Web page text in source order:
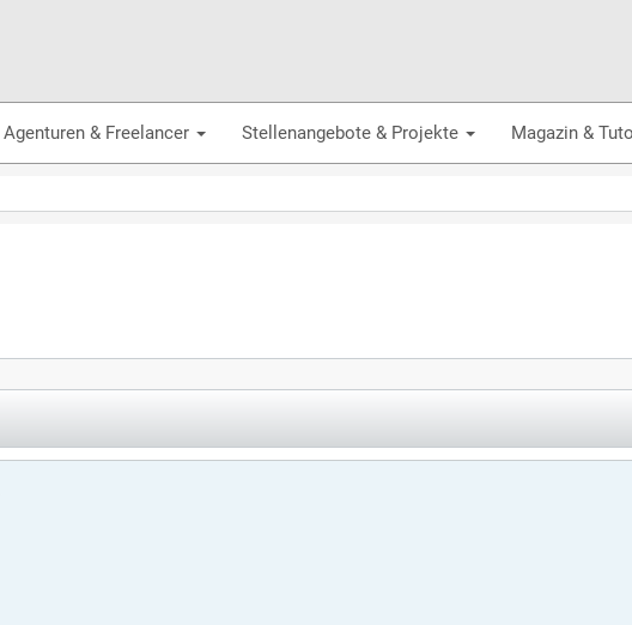
Agenturen & Freelancer Stellenangebote & Projekte Magazin &